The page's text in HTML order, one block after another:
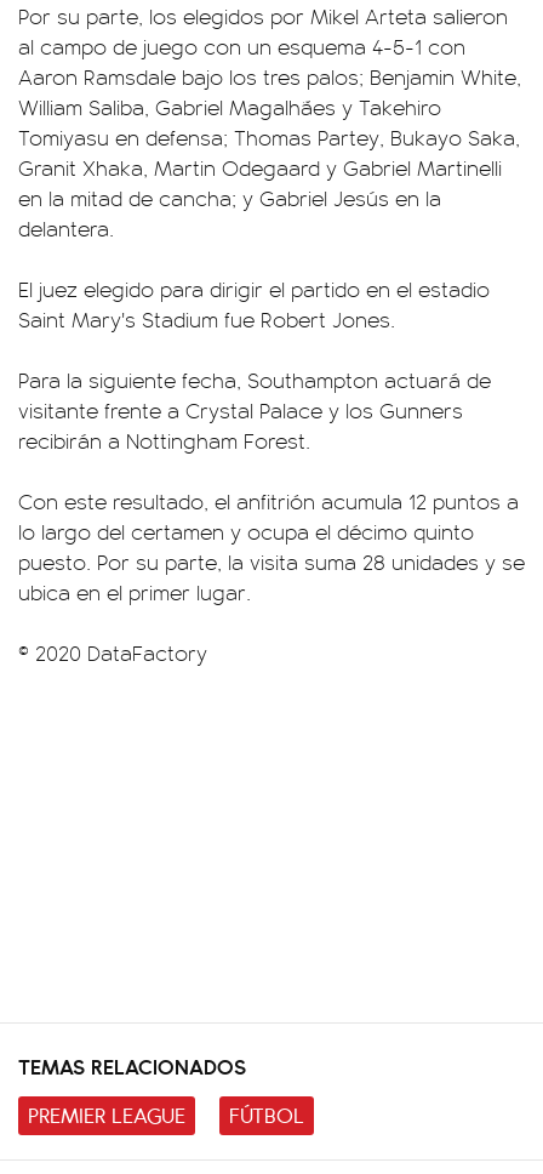
Por su parte, los elegidos por Mikel Arteta salieron
al campo de juego con un esquema 4-5-1 con
Aaron Ramsdale bajo los tres palos; Benjamin White,
William Saliba, Gabriel Magalhães y Takehiro
Tomiyasu en defensa; Thomas Partey, Bukayo Saka,
Granit Xhaka, Martin Odegaard y Gabriel Martinelli
en la mitad de cancha; y Gabriel Jesús en la
delantera.
El juez elegido para dirigir el partido en el estadio
Saint Mary's Stadium fue Robert Jones.
Para la siguiente fecha, Southampton actuará de
visitante frente a Crystal Palace y los Gunners
recibirán a Nottingham Forest.
Con este resultado, el anfitrión acumula 12 puntos a
lo largo del certamen y ocupa el décimo quinto
puesto. Por su parte, la visita suma 28 unidades y se
ubica en el primer lugar.
© 2020 DataFactory
TEMAS RELACIONADOS
PREMIER LEAGUE
FÚTBOL